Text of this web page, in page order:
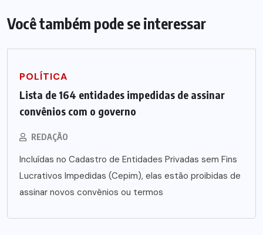
Você também pode se interessar
POLÍTICA
Lista de 164 entidades impedidas de assinar
convênios com o governo
REDAÇÃO
Incluídas no Cadastro de Entidades Privadas sem Fins
Lucrativos Impedidas (Cepim), elas estão proibidas de
assinar novos convênios ou termos